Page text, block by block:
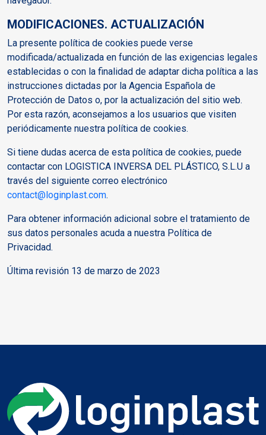
MODIFICACIONES. ACTUALIZACIÓN
La presente política de cookies puede verse
modificada/actualizada en función de las exigencias legales
establecidas o con la finalidad de adaptar dicha política a las
instrucciones dictadas por la Agencia Española de
Protección de Datos o, por la actualización del sitio web.
Por esta razón, aconsejamos a los usuarios que visiten
periódicamente nuestra política de cookies.
Si tiene dudas acerca de esta política de cookies, puede
contactar con LOGISTICA INVERSA DEL PLÁSTICO, S.L.U a
través del siguiente correo electrónico
contact@loginplast.com.
Para obtener información adicional sobre el tratamiento de
sus datos personales acuda a nuestra Política de
Privacidad.
Última revisión 13 de marzo de 2023